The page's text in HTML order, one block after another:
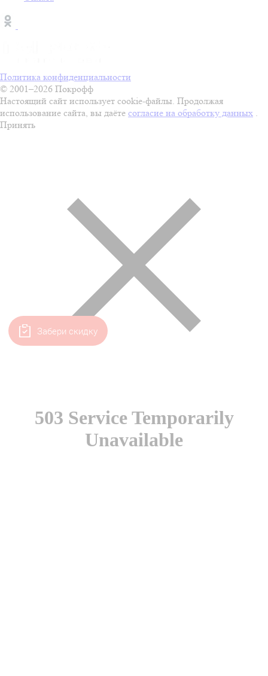
Политика конфиденциальности
© 2001–2026 Покрофф
Настоящий сайт использует cookie-файлы. Продолжая
использование сайта, вы даёте согласие на обработку данных .
Принять
Забери скидку